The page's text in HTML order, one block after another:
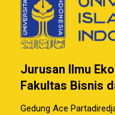
Jurusan Ilmu
Fakultas Bisnis
Gedung Ace